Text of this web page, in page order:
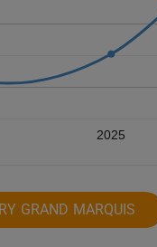
2025
GRAND MARQUIS